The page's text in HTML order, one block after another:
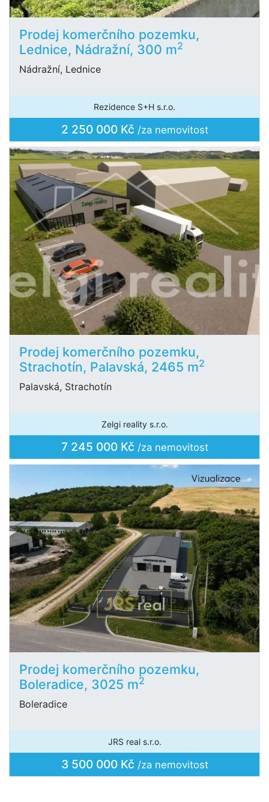
Prodej komerčního pozemku,
Lednice, Nádražní, 300 m2
Nádražní, Lednice
Rezidence S+H s.r.o.
2 250 000 Kč /za nemovitost
Prodej komerčního pozemku,
Strachotín, Palavská, 2465 m2
Palavská, Strachotín
Zelgi reality s.r.o.
7 245 000 Kč /za nemovitost
Prodej komerčního pozemku,
Boleradice, 3025 m2
Boleradice
JRS real s.r.o.
3 500 000 Kč /za nemovitost